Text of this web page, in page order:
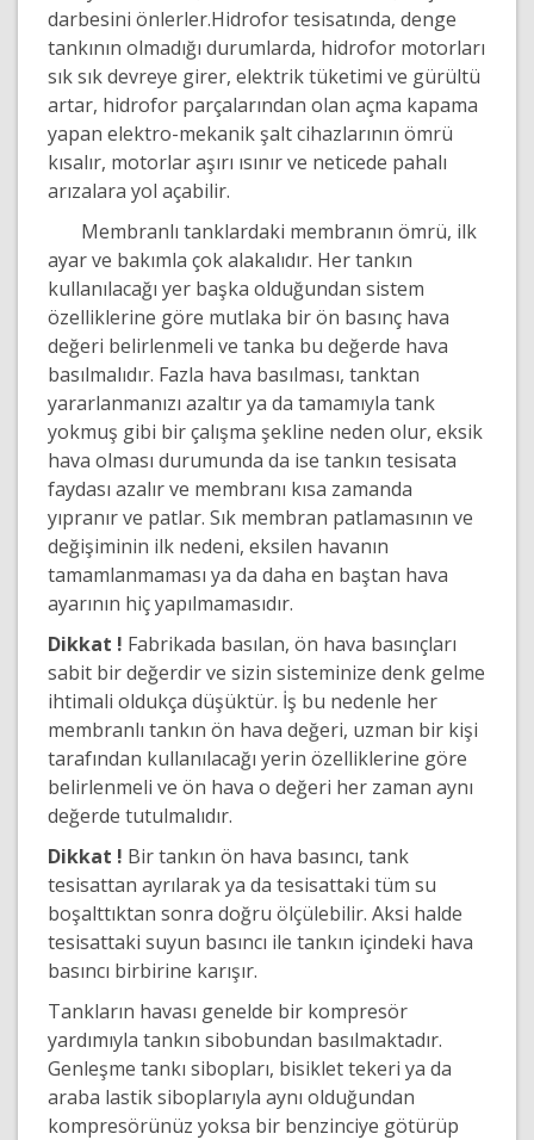
darbesini önlerler.Hidrofor tesisatında, denge
tankının olmadığı durumlarda, hidrofor motorları
sık sık devreye girer, elektrik tüketimi ve gürültü
artar, hidrofor parçalarından olan açma kapama
yapan elektro-mekanik şalt cihazlarının ömrü
kısalır, motorlar aşırı ısınır ve neticede pahalı
arızalara yol açabilir.
Membranlı tanklardaki membranın ömrü, ilk
ayar ve bakımla çok alakalıdır. Her tankın
kullanılacağı yer başka olduğundan sistem
özelliklerine göre mutlaka bir ön basınç hava
değeri belirlenmeli ve tanka bu değerde hava
basılmalıdır. Fazla hava basılması, tanktan
yararlanmanızı azaltır ya da tamamıyla tank
yokmuş gibi bir çalışma şekline neden olur, eksik
hava olması durumunda da ise tankın tesisata
faydası azalır ve membranı kısa zamanda
yıpranır ve patlar. Sık membran patlamasının ve
değişiminin ilk nedeni, eksilen havanın
tamamlanmaması ya da daha en baştan hava
ayarının hiç yapılmamasıdır.
Dikkat ! Fabrikada basılan, ön hava basınçları
sabit bir değerdir ve sizin sisteminize denk gelme
ihtimali oldukça düşüktür. İş bu nedenle her
membranlı tankın ön hava değeri, uzman bir kişi
tarafından kullanılacağı yerin özelliklerine göre
belirlenmeli ve ön hava o değeri her zaman aynı
değerde tutulmalıdır.
Dikkat ! Bir tankın ön hava basıncı, tank
tesisattan ayrılarak ya da tesisattaki tüm su
boşalttıktan sonra doğru ölçülebilir. Aksi halde
tesisattaki suyun basıncı ile tankın içindeki hava
basıncı birbirine karışır.
Tankların havası genelde bir kompresör
yardımıyla tankın sibobundan basılmaktadır.
Genleşme tankı sibopları, bisiklet tekeri ya da
araba lastik siboplarıyla aynı olduğundan
kompresörünüz yoksa bir benzinciye götürüp